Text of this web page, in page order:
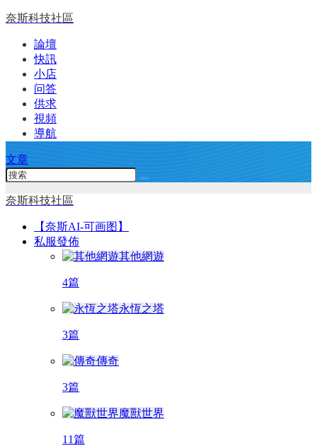
奈斯科技社區
論壇
快訊
小店
问答
供求
視頻
導航
文章
奈斯科技社區
【奈斯AI-可画图】
私服發佈
其他網遊
4篇
永恆之塔
3篇
傳奇
3篇
魔獸世界
11篇